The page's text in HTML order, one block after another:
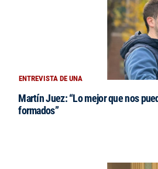
ENTREVISTA DE UNA
Martín Juez: “Lo mejor que nos
formados”